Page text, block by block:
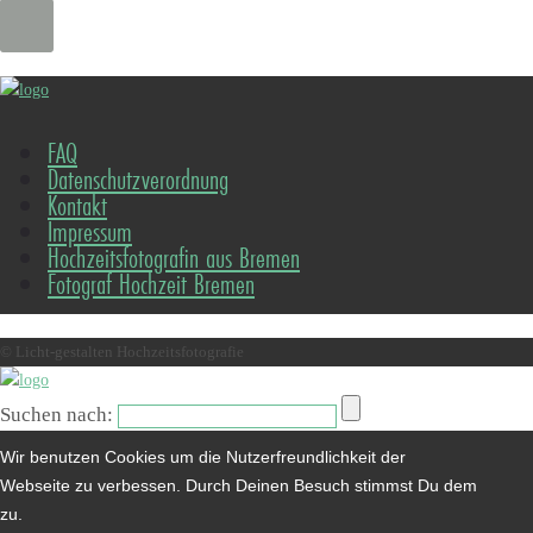
FAQ
Datenschutzverordnung
Kontakt
Impressum
Hochzeitsfotografin aus Bremen
Fotograf Hochzeit Bremen
© Licht-gestalten Hochzeitsfotografie
Suchen nach:
Wir benutzen Cookies um die Nutzerfreundlichkeit der
Webseite zu verbessen. Durch Deinen Besuch stimmst Du dem
zu.